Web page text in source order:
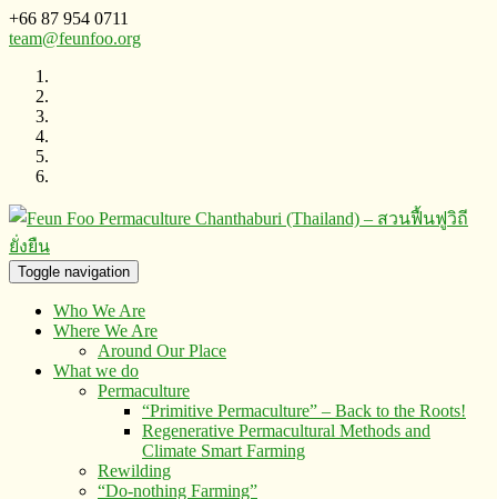
+66 87 954 0711
team@feunfoo.org
Toggle navigation
Who We Are
Where We Are
Around Our Place
What we do
Permaculture
“Primitive Permaculture” – Back to the Roots!
Regenerative Permacultural Methods and
Climate Smart Farming
Rewilding
“Do-nothing Farming”